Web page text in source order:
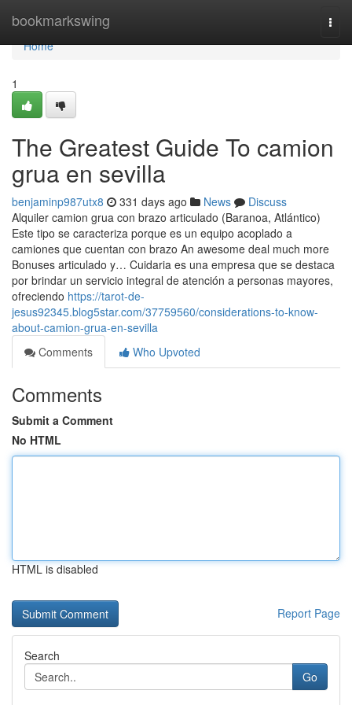
bookmarkswing
Home
Home
1
The Greatest Guide To camion
grua en sevilla
benjaminp987utx8 331 days ago News
Discuss
Alquiler camion grua con brazo articulado (Baranoa, Atlántico)
Este tipo se caracteriza porque es un equipo acoplado a
camiones que cuentan con brazo An awesome deal much more
Bonuses articulado y… Cuidaria es una empresa que se destaca
por brindar un servicio integral de atención a personas mayores,
ofreciendo https://tarot-de-
jesus92345.blog5star.com/37759560/considerations-to-know-
about-camion-grua-en-sevilla
Comments
Who Upvoted
Comments
Submit a Comment
No HTML
HTML is disabled
Report Page
Search
Go